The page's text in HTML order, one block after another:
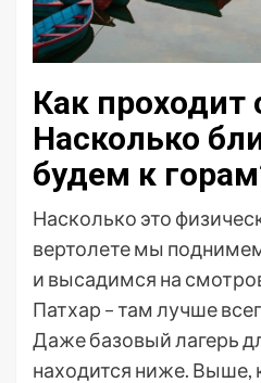
Как проходит
Насколько
будем к
Насколько это
вертолете мы
и высадимся на
Патхар – там лучше
Даже базовый лагерь
находится ниже. Выше,